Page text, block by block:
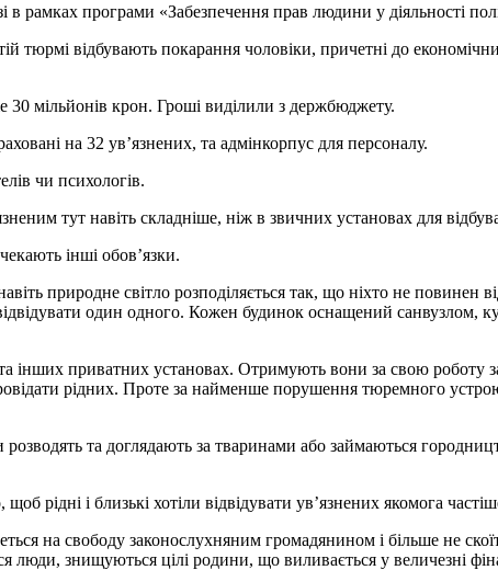
рамках програми «Забезпечення прав людини у діяльності
тюрмі відбувають покарання чоловіки, причетні до
мільйонів крон. Гроші виділили з держбюджету.
на 32 ув’язнених, та адмінкорпус для персоналу.
чи психологів.
тут навіть складніше, ніж в звичних установах для
інші обов’язки.
природне світло розподіляється так, що ніхто не повинен
один одного. Кожен будинок оснащений санвузлом,
інших приватних установах. Отримують вони за свою роботу
рідних. Проте за найменше порушення тюремного
та доглядають за тваринами або займаються
рідні і близькі хотіли відвідувати ув’язнених якомога
на свободу законослухняним громадянином і більше не
люди, знищуються цілі родини, що виливається у величезні